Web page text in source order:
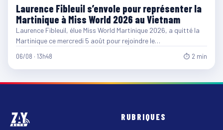
Laurence Fibleuil s’envole pour représenter la
Martinique à Miss World 2026 au Vietnam
Laurence Fibleuil, élue Miss World Martinique 2026, a quitté la
Martinique ce mercredi 5 août pour rejoindre le…
06/08 · 13h48 ⏱ 2 min
RUBRIQUES